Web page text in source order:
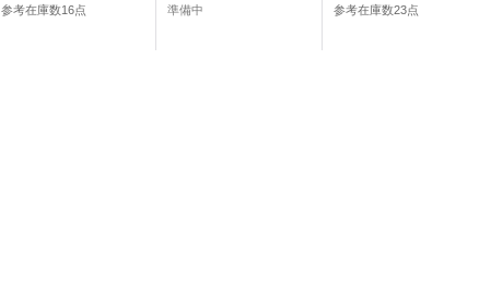
参考在庫数16点 準備中 参考在庫数23点